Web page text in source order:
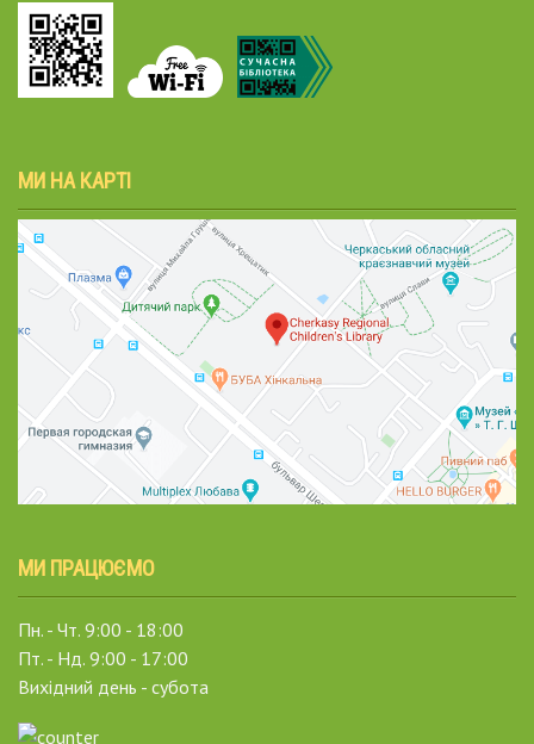
МИ НА КАРТІ
МИ ПРАЦЮЄМО
Пн. - Чт. 9:00 - 18:00
Пт. - Нд. 9:00 - 17:00
Вихідний день - субота